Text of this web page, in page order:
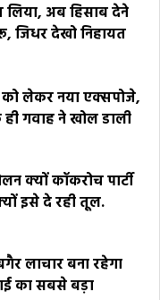
अब हिसाब देने
जिधर देखो निहायत
लेकर नया एक्सपोजे,
गवाह ने खोल डाली
क्यों कॉकरोच पार्टी
इसे दे रही तूल.
लाचार बना रहेगा
का सबसे बड़ा